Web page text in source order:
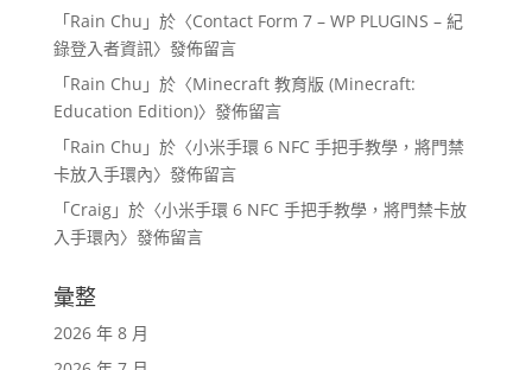
「Rain Chu 」於〈Contact Form 7 – WP PLUGINS – 紀
錄登入者資訊〉發佈留言
「Rain Chu 」於〈Minecraft 教育版 (Minecraft:
Education Edition)〉發佈留言
「Rain Chu 」於〈小米手環 6 NFC 手把手教學，將門禁
卡放入手環內〉發佈留言
「Craig」於〈小米手環 6 NFC 手把手教學，將門禁卡放
入手環內〉發佈留言
彙整
2026 年 8 月